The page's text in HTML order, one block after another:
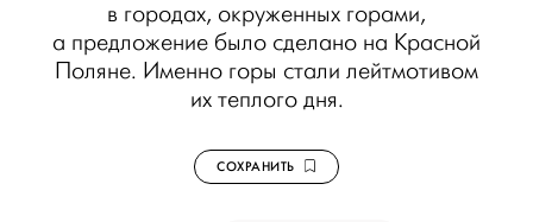
в городах, окруженных горами,
а предложение было сделано на Красной
Поляне. Именно горы стали лейтмотивом
их теплого дня.
СОХРАНИТЬ